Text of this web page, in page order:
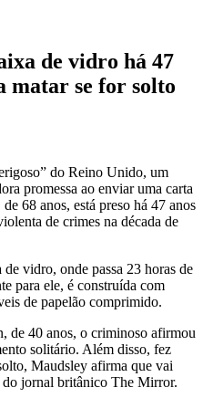
de vidro há 47
matar se for solto
do Reino Unido, um
promessa ao enviar uma carta
68 anos, está preso há 47 anos
de crimes na década de
vidro, onde passa 23 horas de
para ele, é construída com
de papelão comprimido.
de 40 anos, o criminoso afirmou
solitário. Além disso, fez
Maudsley afirma que vai
do jornal britânico The Mirror.